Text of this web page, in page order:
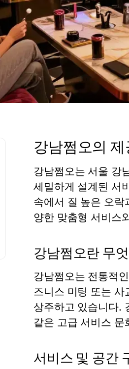
강남쩜오의
강남쩜오는 서울 강
세밀하게 설계된 서
속에서 질 높은 오락
양한 맞춤형 서비스
강남쩜오란 무
강남쩜오는 전통적
즈니스 미팅 또는 사
상주하고 있습니다.
같은 고급 서비스
서비스 및 공간